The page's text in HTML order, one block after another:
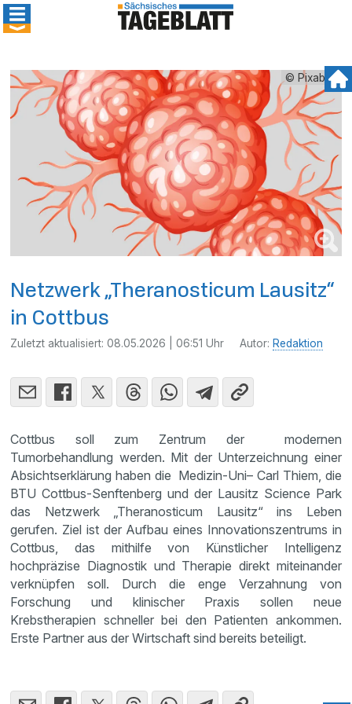
© Pixabay
Netzwerk „Theranosticum Lausitz“
in Cottbus
Zuletzt aktualisiert:08.05.2026 | 06:51 Uhr Autor: Redaktion
Cottbus soll zum Zentrum der modernen
Tumorbehandlung werden. Mit der Unterzeichnung einer
Absichtserklärung haben die Medizin-Uni– Carl Thiem, die
BTU Cottbus-Senftenberg und der Lausitz Science Park
das Netzwerk „Theranosticum Lausitz“ ins Leben
gerufen. Ziel ist der Aufbau eines Innovationszentrums in
Cottbus, das mithilfe von Künstlicher Intelligenz
hochpräzise Diagnostik und Therapie direkt miteinander
verknüpfen soll. Durch die enge Verzahnung von
Forschung und klinischer Praxis sollen neue
Krebstherapien schneller bei den Patienten ankommen.
Erste Partner aus der Wirtschaft sind bereits beteiligt.